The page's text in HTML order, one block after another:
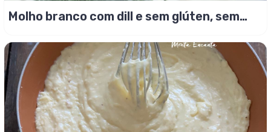
Molho branco com dill e sem glúten, sem